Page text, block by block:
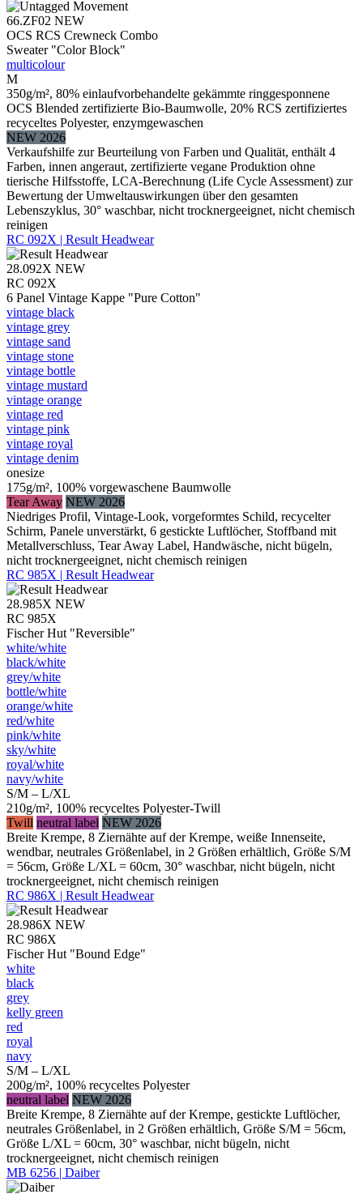
66.ZF02 NEW
OCS RCS Crewneck Combo
Sweater "Color Block"
multicolour
M
350g/m², 80% einlaufvorbehandelte gekämmte ringgesponnene
OCS Blended zertifizierte Bio-Baumwolle, 20% RCS zertifiziertes
recyceltes Polyester, enzymgewaschen
NEW 2026
Verkaufshilfe zur Beurteilung von Farben und Qualität, enthält 4
Farben, innen angeraut, zertifizierte vegane Produktion ohne
tierische Hilfsstoffe, LCA-Berechnung (Life Cycle Assessment) zur
Bewertung der Umweltauswirkungen über den gesamten
Lebenszyklus, 30° waschbar, nicht trocknergeeignet, nicht chemisch
reinigen
RC 092X | Result Headwear
28.092X NEW
RC 092X
6 Panel Vintage Kappe "Pure Cotton"
vintage black
vintage grey
vintage sand
vintage stone
vintage bottle
vintage mustard
vintage orange
vintage red
vintage pink
vintage royal
vintage denim
onesize
175g/m², 100% vorgewaschene Baumwolle
Tear Away NEW 2026
Niedriges Profil, Vintage-Look, vorgeformtes Schild, recycelter
Schirm, Panele unverstärkt, 6 gestickte Luftlöcher, Stoffband mit
Metallverschluss, Tear Away Label, Handwäsche, nicht bügeln,
nicht trocknergeeignet, nicht chemisch reinigen
RC 985X | Result Headwear
28.985X NEW
RC 985X
Fischer Hut "Reversible"
white/​white
black/​white
grey/​white
bottle/​white
orange/​white
red/​white
pink/​white
sky/​white
royal/​white
navy/​white
S/M – L/XL
210g/m², 100% recyceltes Polyester-Twill
Twill neutral label NEW 2026
Breite Krempe, 8 Ziernähte auf der Krempe, weiße Innenseite,
wendbar, neutrales Größenlabel, in 2 Größen erhältlich, Größe S/M
= 56cm, Größe L/XL = 60cm, 30° waschbar, nicht bügeln, nicht
trocknergeeignet, nicht chemisch reinigen
RC 986X | Result Headwear
28.986X NEW
RC 986X
Fischer Hut "Bound Edge"
white
black
grey
kelly green
red
royal
navy
S/M – L/XL
200g/m², 100% recyceltes Polyester
neutral label NEW 2026
Breite Krempe, 8 Ziernähte auf der Krempe, gestickte Luftlöcher,
neutrales Größenlabel, in 2 Größen erhältlich, Größe S/M = 56cm,
Größe L/XL = 60cm, 30° waschbar, nicht bügeln, nicht
trocknergeeignet, nicht chemisch reinigen
MB 6256 | Daiber